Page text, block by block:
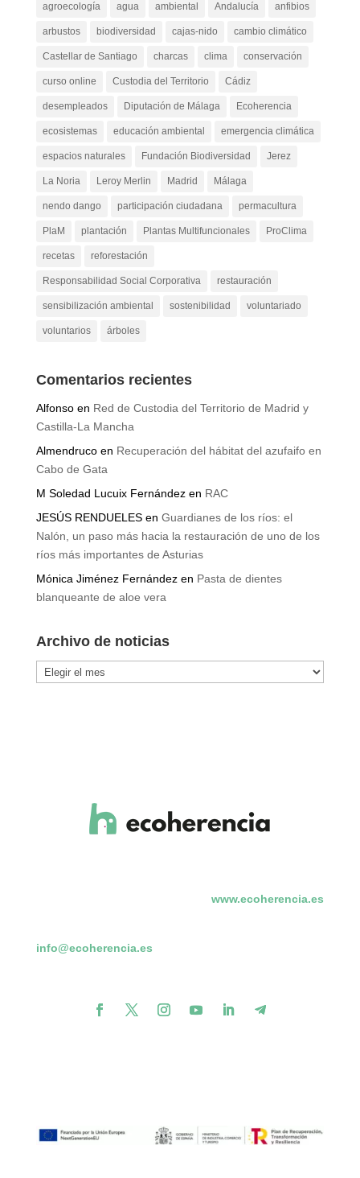
agroecología agua ambiental Andalucía anfibios
arbustos biodiversidad cajas-nido cambio climático
Castellar de Santiago charcas clima conservación
curso online Custodia del Territorio Cádiz
desempleados Diputación de Málaga Ecoherencia
ecosistemas educación ambiental emergencia climática
espacios naturales Fundación Biodiversidad Jerez
La Noria Leroy Merlin Madrid Málaga
nendo dango participación ciudadana permacultura
PlaM plantación Plantas Multifuncionales ProClima
recetas reforestación
Responsabilidad Social Corporativa restauración
sensibilización ambiental sostenibilidad voluntariado
voluntarios árboles
Comentarios recientes
Alfonsoen Red de Custodia del Territorio de Madrid y
Castilla-La Mancha
Almendrucoen Recuperación del hábitat del azufaifo en
Cabo de Gata
M Soledad Lucuix Fernándezen RAC
JESÚS RENDUELESen Guardianes de los ríos: el
Nalón, un paso más hacia la restauración de uno de los
ríos más importantes de Asturias
Mónica Jiménez Fernándezen Pasta de dientes
blanqueante de aloe vera
Archivo de noticias
Archivo
de
www.ecoherencia.es
info@ecoherencia.es